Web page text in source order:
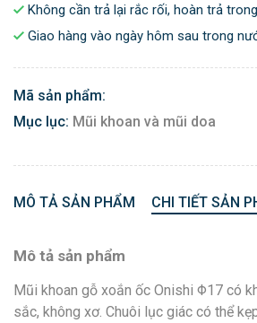
Không cần trả lại rắc rối, hoàn trả
Giao hàng vào ngày hôm sau trong
Mã sản phẩm:
Mục lục: Mũi khoan và mũi doa
MÔ TẢ SẢN PHẨM CHI TIẾT SẢN
Mô tả sản phẩm
Mũi khoan gỗ xoắn ốc Onishi Φ17 có
sắc, không xơ. Chuôi lục giác có thể